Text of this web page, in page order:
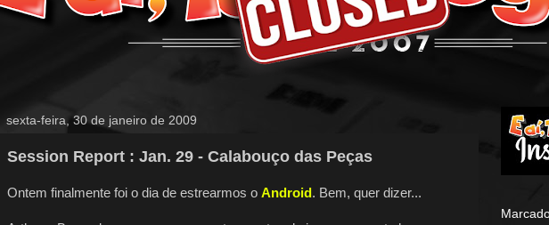
sexta-feira, 30 de janeiro de 2009
Session Report : Jan. 29 - Calabouço das Peças
Ontem finalmente foi o dia de estrearmos o Android . Bem, quer dizer...